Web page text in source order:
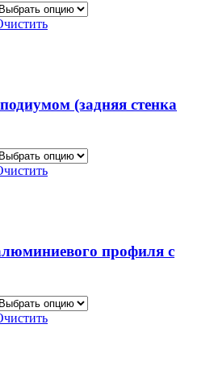
(задняя стенка
профиля с